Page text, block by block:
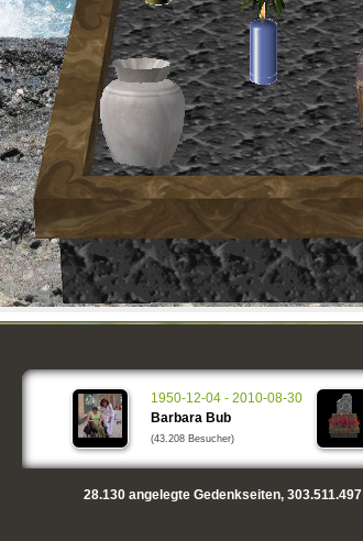
1950-12-04 - 2010-08-30
Barbara Bub
(43.208 Besucher)
28.130 angelegte Gedenkseiten, 303.511.497